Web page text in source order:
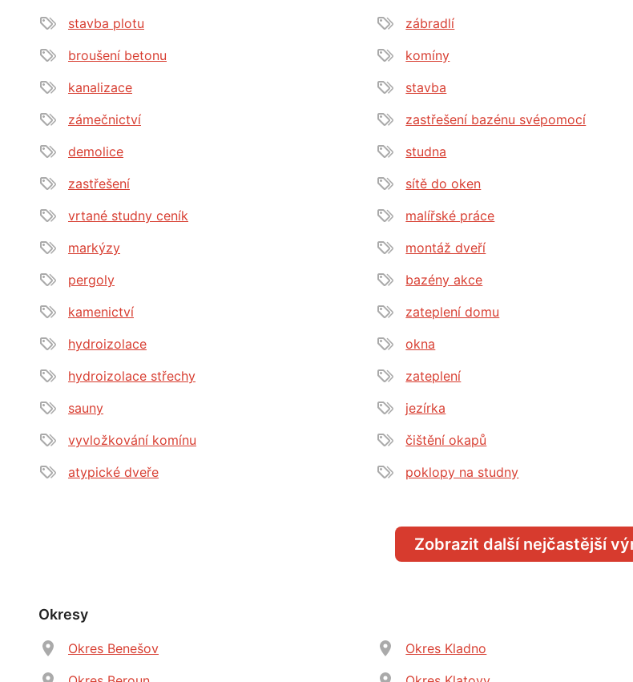
stavba plotu
broušení betonu
kanalizace
zámečnictví
demolice
zastřešení
vrtané studny ceník
markýzy
pergoly
kamenictví
hydroizolace
hydroizolace střechy
sauny
vyvložkování komínu
atypické dveře
zábradlí
komíny
stavba
zastřešení bazénu svépomocí
studna
sítě do oken
malířské práce
montáž dveří
bazény akce
zateplení domu
okna
zateplení
jezírka
čištění okapů
poklopy na studny
Zobrazit další nejčastější
Okresy
Okres Benešov
Okres Kladno